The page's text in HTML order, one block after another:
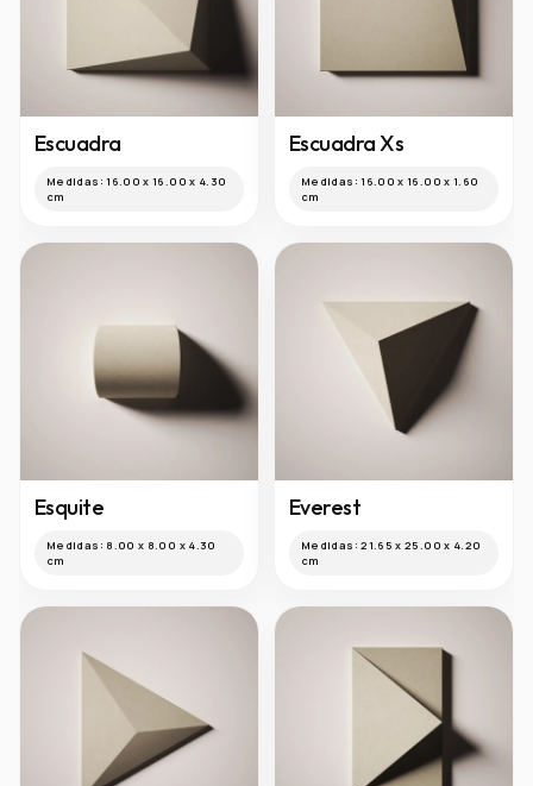
Escuadra
Medidas:16.00 x 16.00 x 4.30
cm
Escuadra Xs
Medidas:16.00 x 16.00 x 1.60
cm
Esquite
Medidas: 8.00 x 8.00 x 4.30
cm
Everest
Medidas:21.65 x 25.00 x 4.20
cm